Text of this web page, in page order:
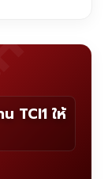
TCI1 ให้